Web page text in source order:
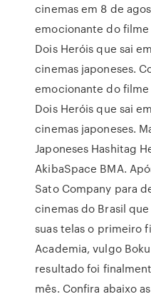
cinemas em 8 de
emocionante do filme
Dois Heróis que sai
cinemas japoneses.
emocionante do filme
Dois Heróis que sai
cinemas japoneses.
Japoneses Hashitag
AkibaSpace BMA.
Sato Company para
cinemas do Brasil
suas telas o primeiro
Academia, vulgo
resultado foi
mês. Confira abaixo